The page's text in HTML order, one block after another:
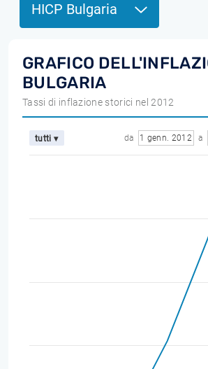
HICP Bulgaria
GRAFICO
BULGARIA
Tassi di inflazione storici nel 2012
tutti ▾ da 1 genn. 2012 a